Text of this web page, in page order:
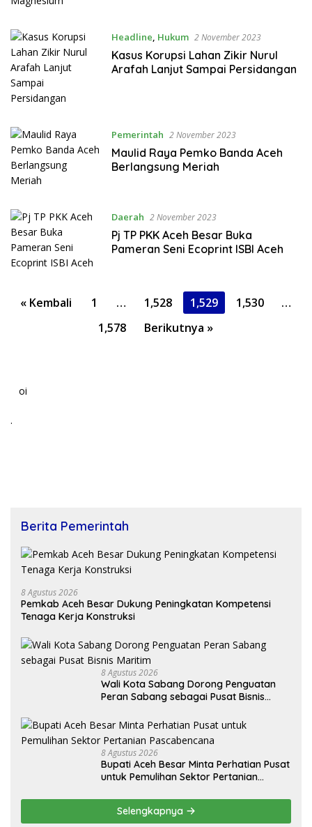
Headline, Hukum 2 November 2023
Kasus Korupsi Lahan Zikir Nurul
Arafah Lanjut Sampai Persidangan
Pemerintah 2 November 2023
Maulid Raya Pemko Banda Aceh
Berlangsung Meriah
Daerah 2 November 2023
Pj TP PKK Aceh Besar Buka
Pameran Seni Ecoprint ISBI Aceh
Paginasi
« Kembali 1 … 1,528 1,529 1,530
…
1,578
Berikutnya »
oi
.
Berita Pemerintah
8 Agustus 2026
Pemkab Aceh Besar Dukung Peningkatan Kompetensi
Tenaga Kerja Konstruksi
8 Agustus 2026
Wali Kota Sabang Dorong Penguatan
Peran Sabang sebagai Pusat Bisnis
8 Agustus 2026
Bupati Aceh Besar Minta Perhatian Pusat
untuk Pemulihan Sektor Pertanian
Selengkapnya